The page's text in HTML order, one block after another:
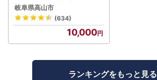
トルト 訳あり DC006-CP
01 FN-Limited-VO
岐阜県高山市
(634)
10,000
ランキングをもっと見る